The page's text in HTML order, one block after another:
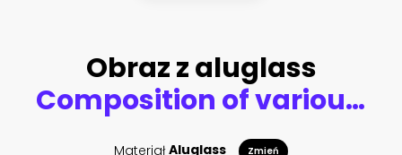
Obraz z aluglass
Composition of various herbs and spices on white background
MateriałAluglass Zmień